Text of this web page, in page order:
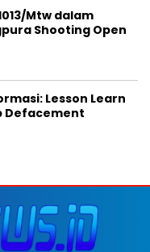
Mtw dalam
Shooting Open
Lesson Learn
Defacement